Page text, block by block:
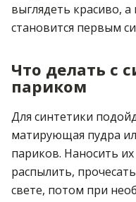
выглядеть красиво,
становится первым
Что делать с
париком
Для синтетики
матирующая пудра
париков. Наносить
распылить,
свете, потом при